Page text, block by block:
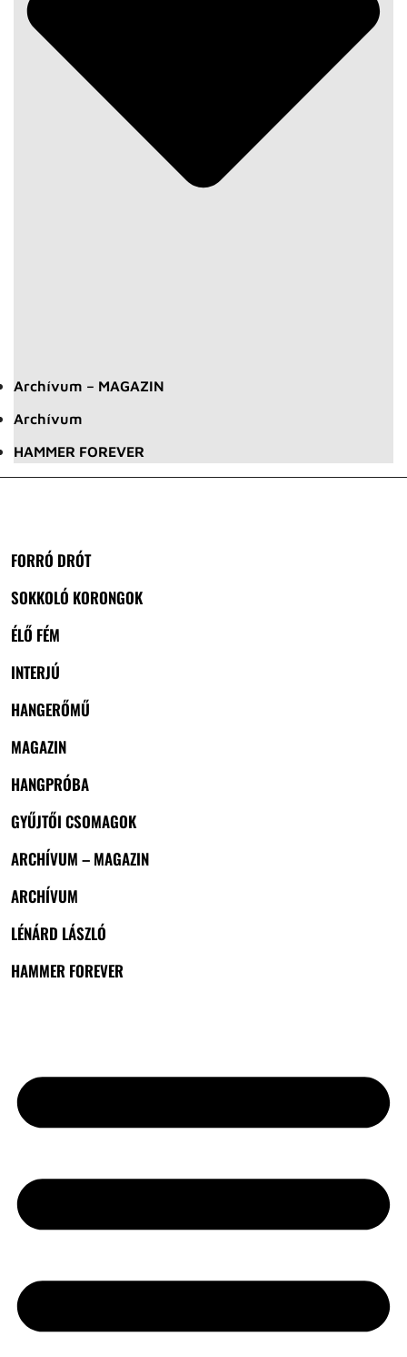
Archívum – MAGAZIN
Archívum
HAMMER FOREVER
FORRÓ DRÓT
SOKKOLÓ KORONGOK
ÉLŐ FÉM
INTERJÚ
HANGERŐMŰ
MAGAZIN
HANGPRÓBA
GYŰJTŐI CSOMAGOK
ARCHÍVUM – MAGAZIN
ARCHÍVUM
LÉNÁRD LÁSZLÓ
HAMMER FOREVER